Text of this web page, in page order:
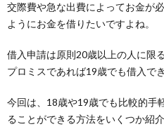
交際費や急な出費によってお金が
ようにお金を借りたいですよね。
借入申請は原則20歳以上の人に限
プロミスであれば19歳でも借入でき
今回は、18歳や19歳でも比較的手
ることができる方法をいくつか紹